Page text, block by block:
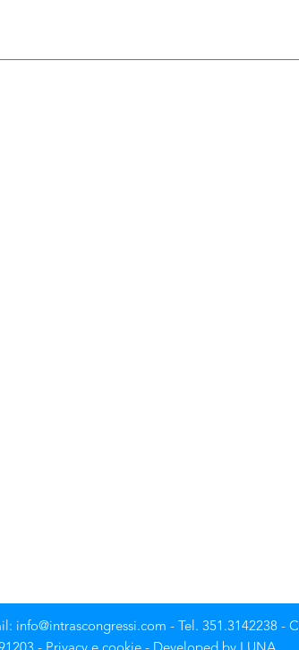
info@intrascongressi.com - Tel. 351.3142238 -